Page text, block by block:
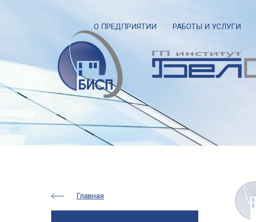
О ПРЕДПРИЯТИИ РАБОТЫ И УСЛУГИ
Главная